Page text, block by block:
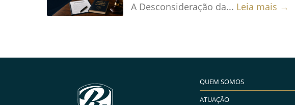
A Desconsideração da... Leia mais →
QUEM SOMOS
ATUAÇÃO